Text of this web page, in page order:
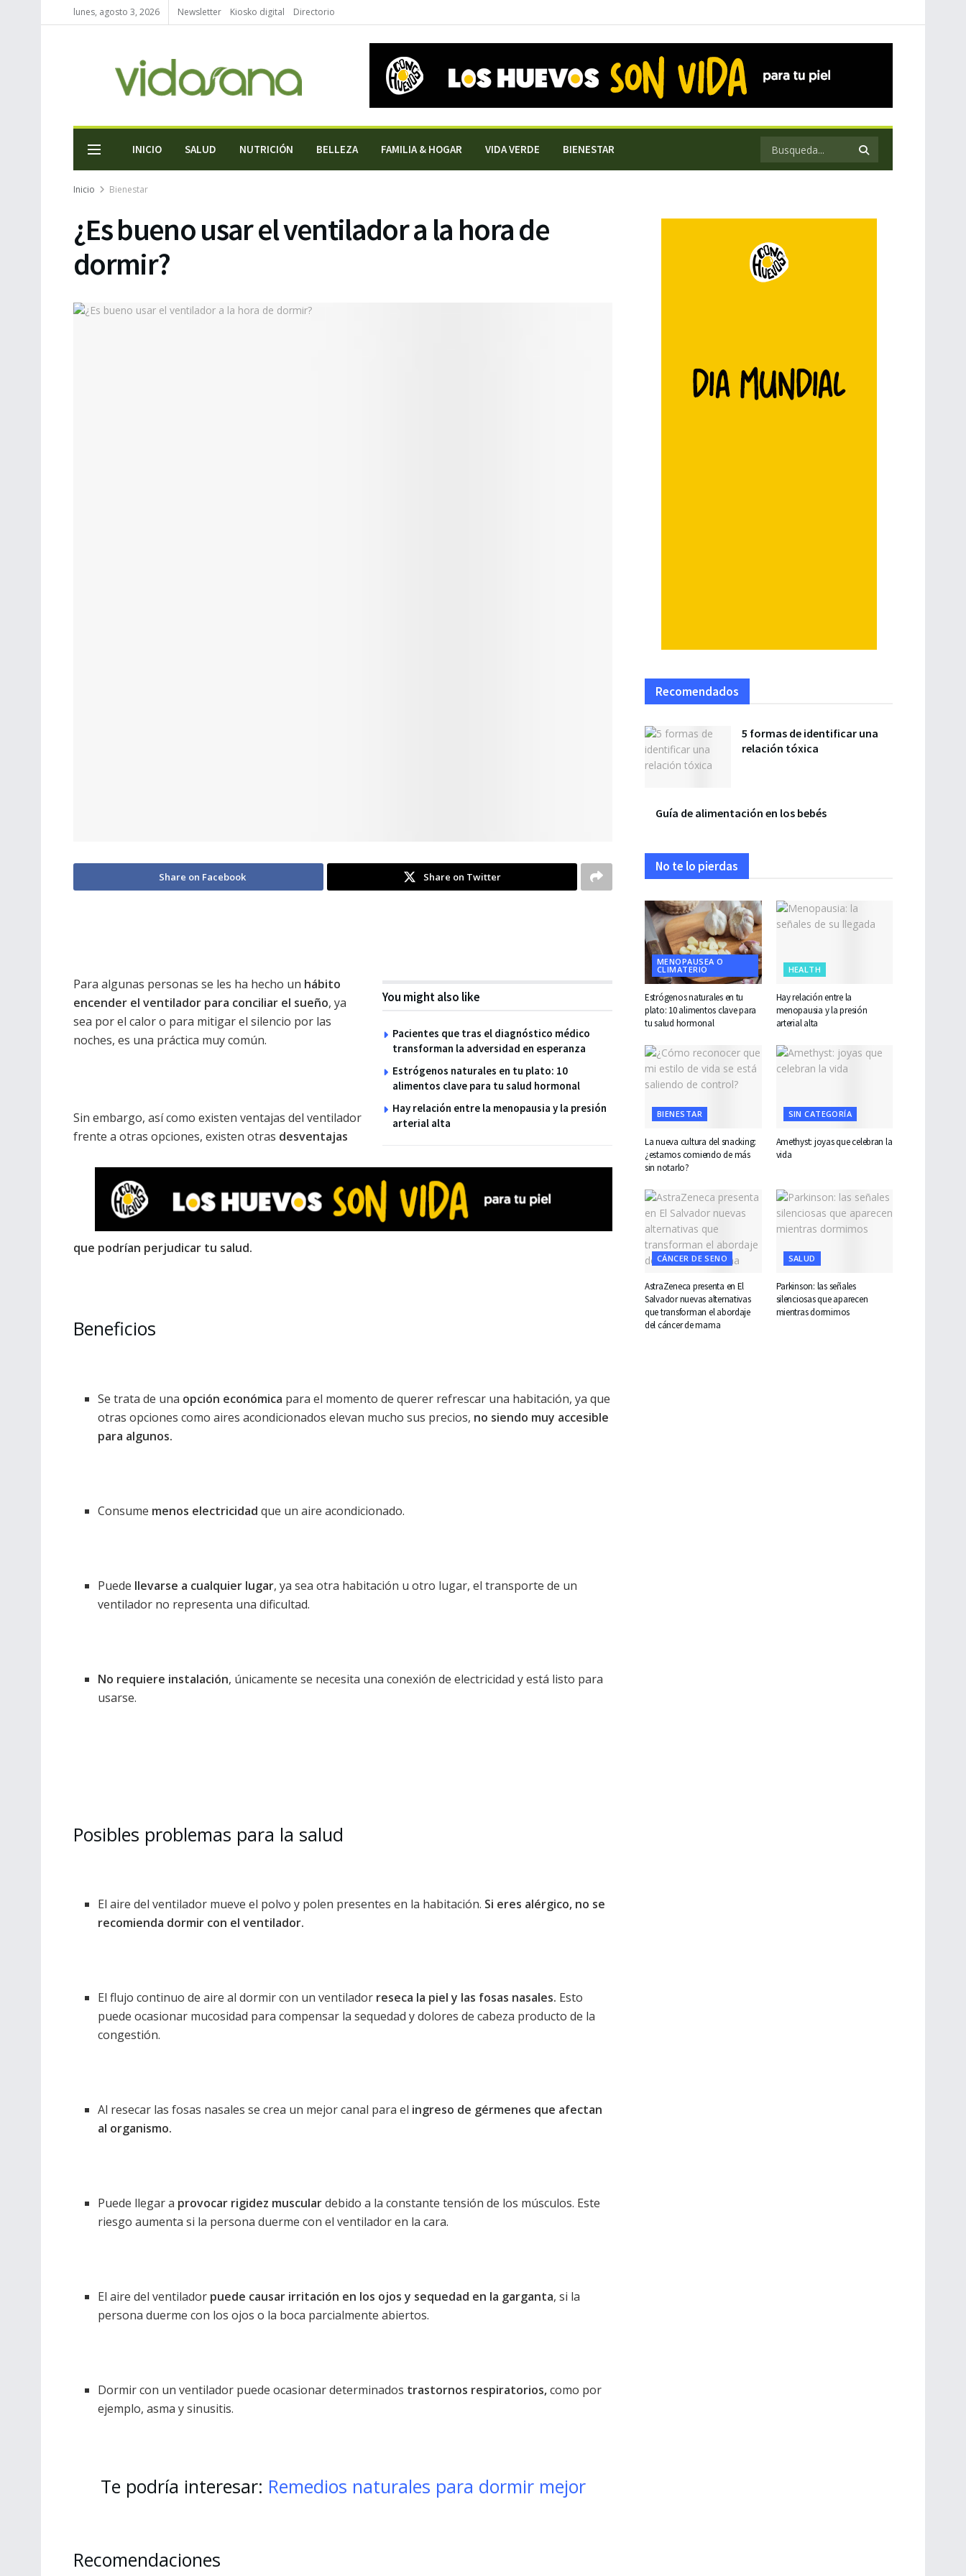
lunes, agosto 3, 2026 Newsletter Kiosko digital Directorio
INICIO SALUD NUTRICIÓN BELLEZA FAMILIA & HOGAR VIDA VERDE BIENESTAR
Inicio Bienestar
¿Es bueno usar el ventilador a la hora de
dormir?
Share on Facebook Share on Twitter
You might also like
Pacientes que tras el diagnóstico médico
transforman la adversidad en esperanza
Estrógenos naturales en tu plato: 10
alimentos clave para tu salud hormonal
Hay relación entre la menopausia y la presión
arterial alta
Para algunas personas se les ha hecho un hábito
encender el ventilador para conciliar el sueño, ya
sea por el calor o para mitigar el silencio por las
noches, es una práctica muy común.
Sin embargo, así como existen ventajas del ventilador
frente a otras opciones, existen otras desventajas
que podrían perjudicar tu salud.
Beneficios
Se trata de una opción económica para el momento de querer refrescar una habitación, ya que
otras opciones como aires acondicionados elevan mucho sus precios, no siendo muy accesible
para algunos.
Consume menos electricidad que un aire acondicionado.
Puede llevarse a cualquier lugar, ya sea otra habitación u otro lugar, el transporte de un
ventilador no representa una dificultad.
No requiere instalación, únicamente se necesita una conexión de electricidad y está listo para
usarse.
Posibles problemas para la salud
El aire del ventilador mueve el polvo y polen presentes en la habitación. Si eres alérgico, no se
recomienda dormir con el ventilador.
El flujo continuo de aire al dormir con un ventilador reseca la piel y las fosas nasales. Esto
puede ocasionar mucosidad para compensar la sequedad y dolores de cabeza producto de la
congestión.
Al resecar las fosas nasales se crea un mejor canal para el ingreso de gérmenes que afectan
al organismo.
Puede llegar a provocar rigidez musculardebido a la constante tensión de los músculos. Este
riesgo aumenta si la persona duerme con el ventilador en la cara.
El aire del ventilador puede causar irritación en los ojos y sequedad en la garganta, si la
persona duerme con los ojos o la boca parcialmente abiertos.
Dormir con un ventilador puede ocasionar determinados trastornos respiratorios,como por
ejemplo, asma y sinusitis.
Te podría interesar: Remedios naturales para dormir mejor
Recomendaciones
Recomendados
5 formas de identificar una
relación tóxica
Guía de alimentación en los bebés
No te lo pierdas
MENOPAUSEA O
CLIMATERIO
Estrógenos naturales en tu
plato: 10 alimentos clave para
tu salud hormonal
HEALTH
Hay relación entre la
menopausia y la presión
arterial alta
BIENESTAR
La nueva cultura del snacking:
¿estamos comiendo de más
sin notarlo?
SIN CATEGORÍA
Amethyst: joyas que celebran la
vida
CÁNCER DE SENO
AstraZeneca presenta en El
Salvador nuevas alternativas
que transforman el abordaje
del cáncer de mama
SALUD
Parkinson: las señales
silenciosas que aparecen
mientras dormimos